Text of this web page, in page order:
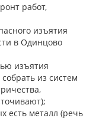
работ,
изъятия
в Одинцово
изъятия
из систем
есть металл (речь